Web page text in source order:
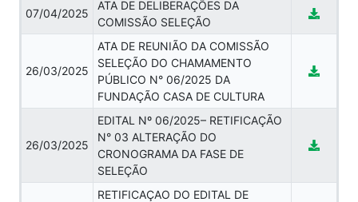
07/04/2025
ATA DE DELIBERAÇÕES DA
COMISSÃO SELEÇÃO
26/03/2025
ATA DE REUNIÃO DA COMISSÃO
SELEÇÃO DO CHAMAMENTO
PÚBLICO N° 06/2025 DA
FUNDAÇÃO CASA DE CULTURA
26/03/2025
EDITAL Nº 06/2025– RETIFICAÇÃO
N° 03 ALTERAÇÃO DO
CRONOGRAMA DA FASE DE
SELEÇÃO
RETIFICAÇAO DO EDITAL DE